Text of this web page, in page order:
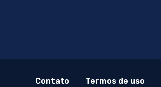
Contato Termos de uso